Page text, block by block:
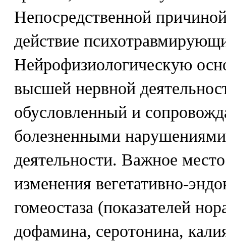
Непосредственной
действие
Нейрофизиологическую
высшей нервной
обусловленный и
болезненными
деятельности. Важное
изменения вегетативно-
гомеостаза (показателей
дофамина, серотонина,